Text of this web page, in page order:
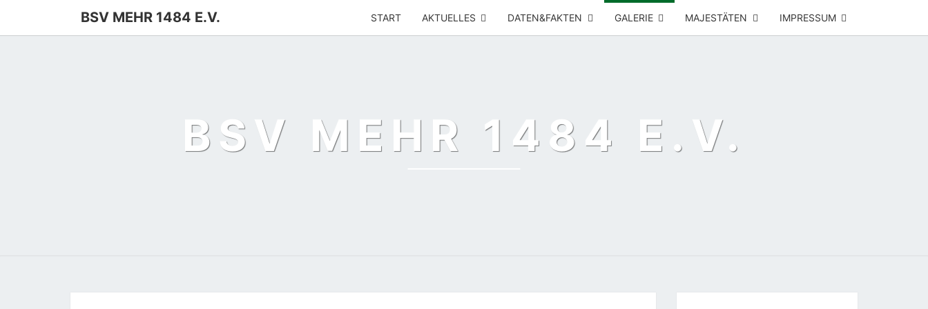
BSV MEHR 1484 E.V. START AKTUELLES DATEN&FAKTEN GALERIE MAJESTÄTEN IMPRESSUM
BSV MEHR 1484 E.V.